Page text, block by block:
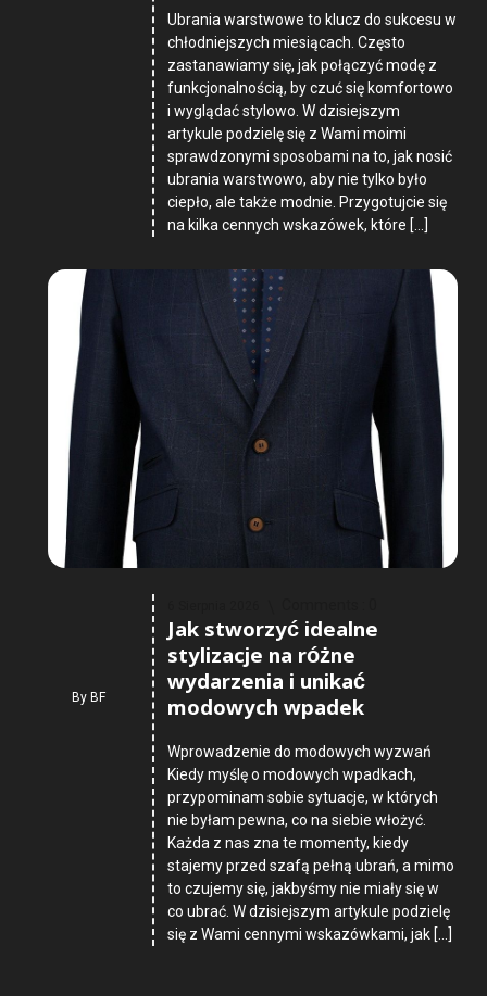
Ubrania warstwowe to klucz do sukcesu w
chłodniejszych miesiącach. Często
zastanawiamy się, jak połączyć modę z
funkcjonalnością, by czuć się komfortowo
i wyglądać stylowo. W dzisiejszym
artykule podzielę się z Wami moimi
sprawdzonymi sposobami na to, jak nosić
ubrania warstwowo, aby nie tylko było
ciepło, ale także modnie. Przygotujcie się
na kilka cennych wskazówek, które […]
ByBF
Jak stworzyć idealne
stylizacje na różne
wydarzenia i unikać
modowych wpadek
Wprowadzenie do modowych wyzwań
Kiedy myślę o modowych wpadkach,
przypominam sobie sytuacje, w których
nie byłam pewna, co na siebie włożyć.
Każda z nas zna te momenty, kiedy
stajemy przed szafą pełną ubrań, a mimo
to czujemy się, jakbyśmy nie miały się w
co ubrać. W dzisiejszym artykule podzielę
się z Wami cennymi wskazówkami, jak […]